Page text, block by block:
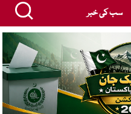
سب کی خبر